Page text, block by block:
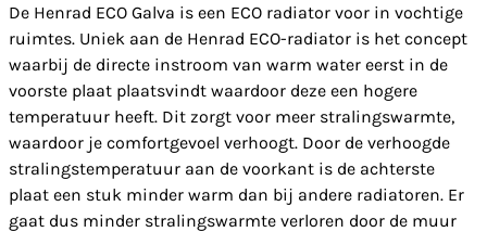
De Henrad ECO Galva is een ECO radiator voor in vochtige
ruimtes. Uniek aan de Henrad ECO-radiator is het concept
waarbij de directe instroom van warm water eerst in de
voorste plaat plaatsvindt waardoor deze een hogere
temperatuur heeft. Dit zorgt voor meer stralingswarmte,
waardoor je comfortgevoel verhoogt. Door de verhoogde
stralingstemperatuur aan de voorkant is de achterste
plaat een stuk minder warm dan bij andere radiatoren. Er
gaat dus minder stralingswarmte verloren door de muur